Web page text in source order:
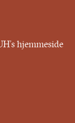
hjemmeside